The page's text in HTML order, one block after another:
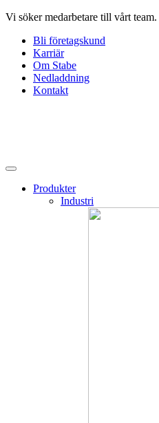
Hoppa
innehåll
Vi söker medarbetare till vårt team.
Bli företagskund
Karriär
Om Stabe
Nedladdning
Kontakt
Produkter
Industri